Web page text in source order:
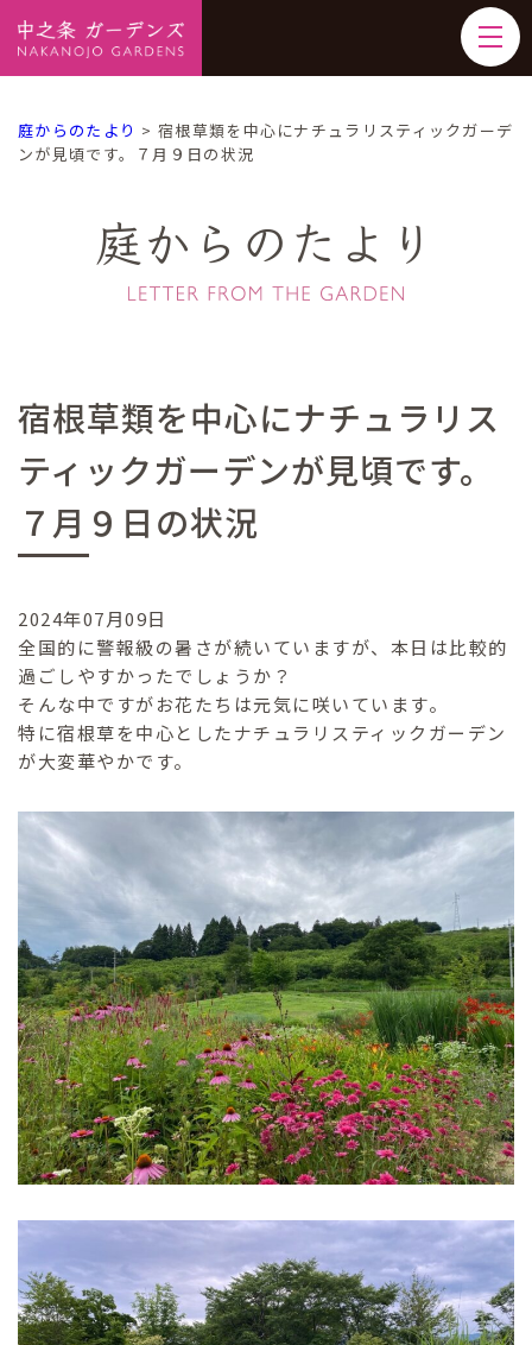
庭からのたより >宿根草類を中心にナチュラリスティックガーデ
ンが見頃です。７月９日の状況
庭からのたより
宿根草類を中心にナチュラリス
ティックガーデンが見頃です。
７月９日の状況
2024年07月09日
全国的に警報級の暑さが続いていますが、本日は比較的
過ごしやすかったでしょうか？
そんな中ですがお花たちは元気に咲いています。
特に宿根草を中心としたナチュラリスティックガーデン
が大変華やかです。